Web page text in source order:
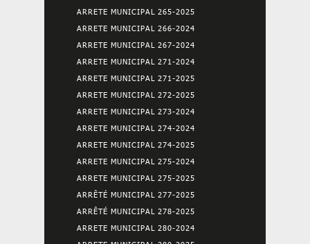
ARRETE MUNICIPAL 265-2025
ARRETE MUNICIPAL 266-2024
ARRETE MUNICIPAL 267-2024
ARRETE MUNICIPAL 271-2024
ARRETE MUNICIPAL 271-2025
ARRETE MUNICIPAL 272-2025
ARRETE MUNICIPAL 273-2024
ARRETE MUNICIPAL 274-2024
ARRETE MUNICIPAL 274-2025
ARRETE MUNICIPAL 275-2024
ARRETE MUNICIPAL 275-2025
ARRÊTÉ MUNICIPAL 277-2025
ARRÊTÉ MUNICIPAL 278-2025
ARRETE MUNICIPAL 280-2024